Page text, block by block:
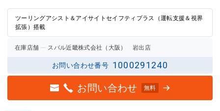
2.5点
の評価
2.5点
の評価
ツーリングアシスト＆アイサイトセイフティプラス（運転支援＆視界
拡張）搭載
在庫店舗 スバル近畿株式会社（大阪） 岩出店
お問い合わせ番号 1000291240
お問い合わせ 無料